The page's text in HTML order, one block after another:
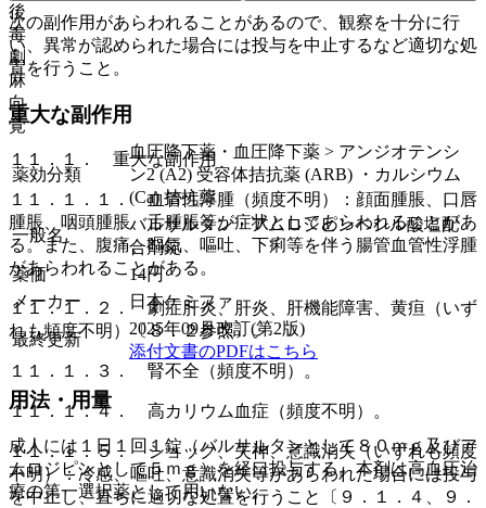
次の副作用があらわれることがあるので、観察を十分に行
い、異常が認められた場合には投与を中止するなど適切な処
置を行うこと。
重大な副作用
１１．１． 重大な副作用
１１．１．１． 血管性浮腫（頻度不明）：顔面腫脹、口唇
腫脹、咽頭腫脹、舌腫脹等が症状としてあらわれることがあ
る。また、腹痛、嘔気、嘔吐、下痢等を伴う腸管血管性浮腫
があらわれることがある。
１１．１．２． 劇症肝炎、肝炎、肝機能障害、黄疸（いず
れも頻度不明）〔８．２参照〕。
１１．１．３． 腎不全（頻度不明）。
１１．１．４． 高カリウム血症（頻度不明）。
１１．１．５． ショック、失神、意識消失（いずれも頻度
不明）：冷感、嘔吐、意識消失等があらわれた場合には投与
を中止し、直ちに適切な処置を行うこと〔９．１．４、９．
後
毒
劇
麻
向
覚
薬効分類
血圧降下薬・血圧降下薬 > アンジオテンシ
ン2 (A2) 受容体拮抗薬 (ARB) ・カルシウム
(Ca) 拮抗薬
一般名
バルサルタン・アムロジピンベシル酸塩配
合剤錠
薬価
14円
メーカー
日本ケミファ
最終更新
2025年09月改訂(第2版)
添付文書のPDFはこちら
用法・用量
成人には１日１回１錠（バルサルタンとして８０ｍｇ及びア
ムロジピンとして５ｍｇ）を経口投与する。本剤は高血圧治
療の第一選択薬として用いない。